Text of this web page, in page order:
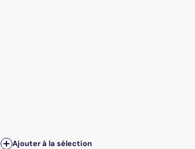
Ajouter à la sélection